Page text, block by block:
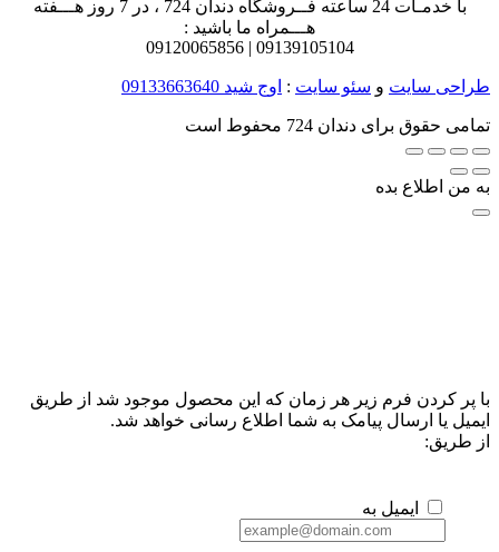
با خدمـات 24 ساعته فــروشگاه دندان 724 ، در 7 روز هـــفته
هـــمراه ما باشید :
09139105104 |
09120065856
طراحی سایت و سئو سایت : اوج شید 09133663640
تمامی حقوق برای دندان 724 محفوط است
به من اطلاع بده
با پر کردن فرم زیر هر زمان که این محصول موجود شد از طریق
ایمیل یا ارسال پیامک به شما اطلاع رسانی خواهد شد.
از طریق:
ایمیل به